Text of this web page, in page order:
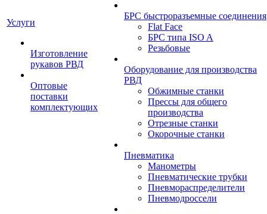
Услуги
Изготовление
рукавов РВД
Оптовые
поставки
комплектующих
БРС быстроразъемные соединения
Flat Face
БРС типа ISO A
Резьбовые
Оборудование для производства
РВД
Обжимные станки
Прессы для общего
производства
Отрезные станки
Окорочные станки
Пневматика
Манометры
Пневматические трубки
Пневмораспределители
Пневмодроссели